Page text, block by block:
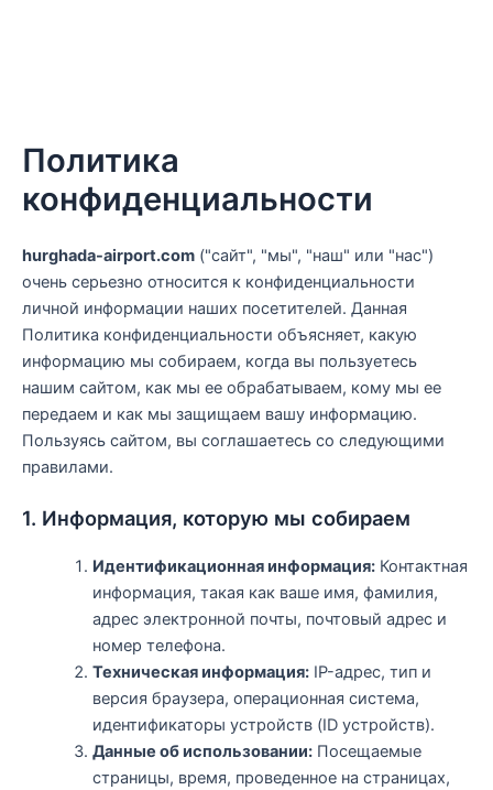
Политика
конфиденциальности
hurghada-airport.com ("сайт", "мы", "наш" или "нас")
очень серьезно относится к конфиденциальности
личной информации наших посетителей. Данная
Политика конфиденциальности объясняет, какую
информацию мы собираем, когда вы пользуетесь
нашим сайтом, как мы ее обрабатываем, кому мы ее
передаем и как мы защищаем вашу информацию.
Пользуясь сайтом, вы соглашаетесь со следующими
правилами.
1. Информация, которую мы собираем
Идентификационная информация:Контактная
информация, такая как ваше имя, фамилия,
адрес электронной почты, почтовый адрес и
номер телефона.
Техническая информация:IP-адрес, тип и
версия браузера, операционная система,
идентификаторы устройств (ID устройств).
Данные об использовании:Посещаемые
страницы, время, проведенное на страницах,